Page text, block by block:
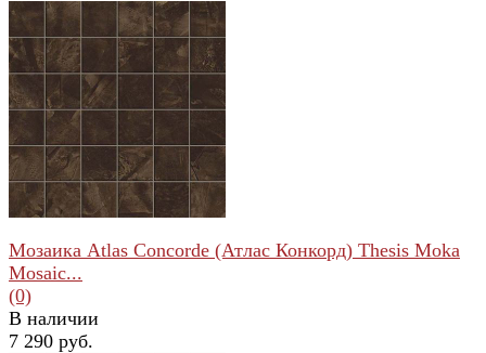
избранное сравнить
Мозаика Atlas Concorde (Атлас Конкорд) Thesis Moka
Mosaic...
(0)
В наличии
7 290 руб.